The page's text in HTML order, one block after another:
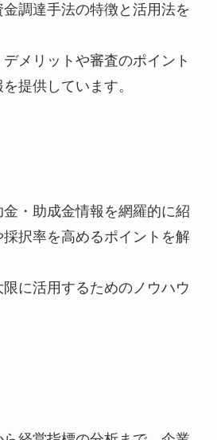
調達手法の特徴と活用法を
メリットや審査のポイント
提供しています。
・助成金情報を網羅的に紹
択率を高めるポイントを解
に活用するためのノウハウ